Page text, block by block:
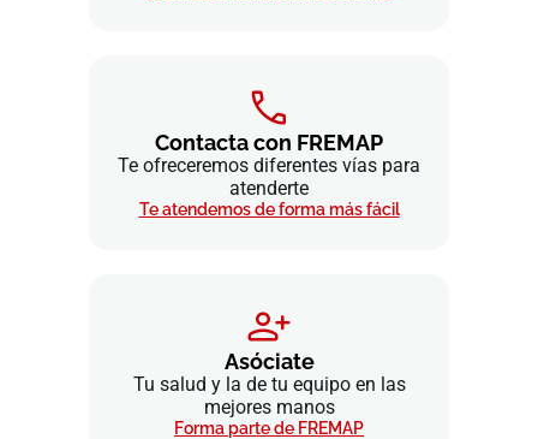
Contacta con FREMAP
Te ofreceremos diferentes vías para
atenderte
Te atendemos de forma más fácil
Asóciate
Tu salud y la de tu equipo en las
mejores manos
Forma parte de FREMAP